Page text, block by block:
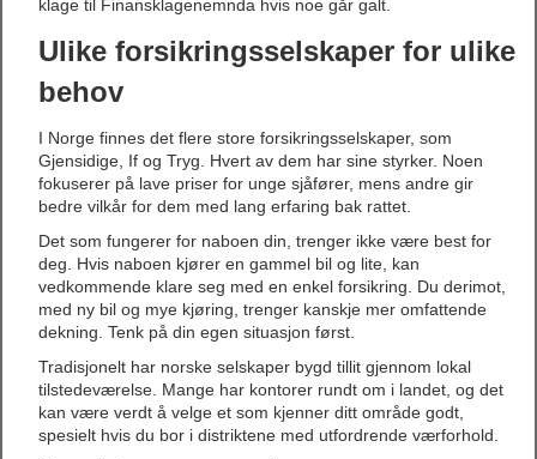
klage til Finansklagenemnda hvis noe går galt.
Ulike forsikringsselskaper for ulike
behov
I Norge finnes det flere store forsikringsselskaper, som
Gjensidige, If og Tryg. Hvert av dem har sine styrker. Noen
fokuserer på lave priser for unge sjåfører, mens andre gir
bedre vilkår for dem med lang erfaring bak rattet.
Det som fungerer for naboen din, trenger ikke være best for
deg. Hvis naboen kjører en gammel bil og lite, kan
vedkommende klare seg med en enkel forsikring. Du derimot,
med ny bil og mye kjøring, trenger kanskje mer omfattende
dekning. Tenk på din egen situasjon først.
Tradisjonelt har norske selskaper bygd tillit gjennom lokal
tilstedeværelse. Mange har kontorer rundt om i landet, og det
kan være verdt å velge et som kjenner ditt område godt,
spesielt hvis du bor i distriktene med utfordrende værforhold.